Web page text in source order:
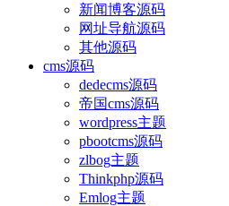
新闻博客源码
网址导航源码
其他源码
cms源码
dedecms源码
帝国cms源码
wordpress主题
pbootcms源码
zlbog主题
Thinkphp源码
Emlog主题